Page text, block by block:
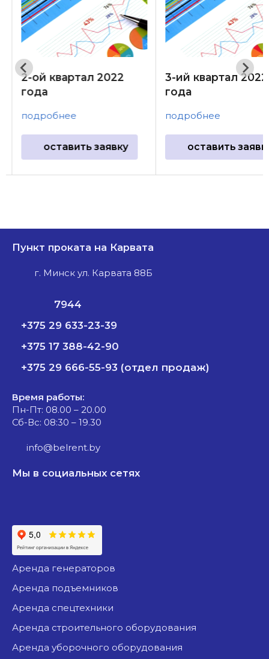
2-ой квартал 2022
года
подробнее
оставить заявку
3-ий квартал 2022
года
подробнее
оставить
Пункт проката на Карвата
г. Минск ул. Карвата 88Б
7944
+375 29 633-23-39
+375 17 388-42-90
+375 29 666-55-93 (отдел продаж)
Время работы:
Пн-Пт: 08.00 – 20.00
Сб-Вс: 08:30 – 19.30
info@belrent.by
Мы в социальных сетях
аренда генераторов
аренда подъемников
аренда спецтехники
аренда строительного оборудования
аренда уборочного оборудования